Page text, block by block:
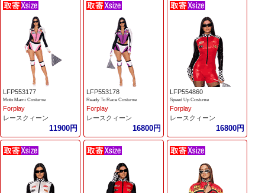
LFP553177
Moto Mami Costume
Forplay
レースクィーン
11900円
LFP553178
Ready To Race Costume
Forplay
レースクィーン
16800円
LFP554860
Speed Up Costume
Forplay
レースクィーン
16800円